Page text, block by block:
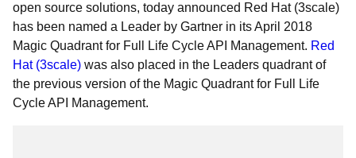
open source solutions, today announced Red Hat (3scale)
has been named a Leader by Gartner in its April 2018
Magic Quadrant for Full Life Cycle API Management. Red
Hat (3scale) was also placed in the Leaders quadrant of
the previous version of the Magic Quadrant for Full Life
Cycle API Management.